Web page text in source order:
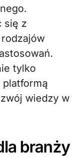
się z
tylko
platformą
wiedzy w
branży